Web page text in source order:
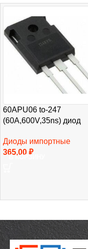
60APU06 to-247
(60A,600V,35ns) диод
Диоды импортные
365,00 ₽
В КОРЗИНУ